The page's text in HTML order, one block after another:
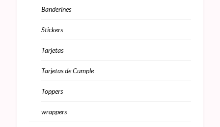
Banderines
Stickers
Tarjetas
Tarjetas de Cumple
Toppers
wrappers